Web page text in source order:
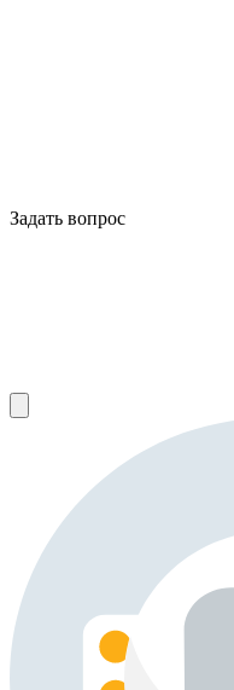
Задать вопрос